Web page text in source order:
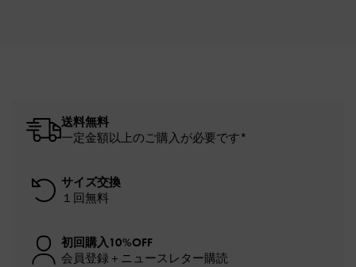
送料無料
一定金額以上のご購入が必要です*
サイズ交換
１回無料
初回購入10%OFF
会員登録＋ニュースレター購読